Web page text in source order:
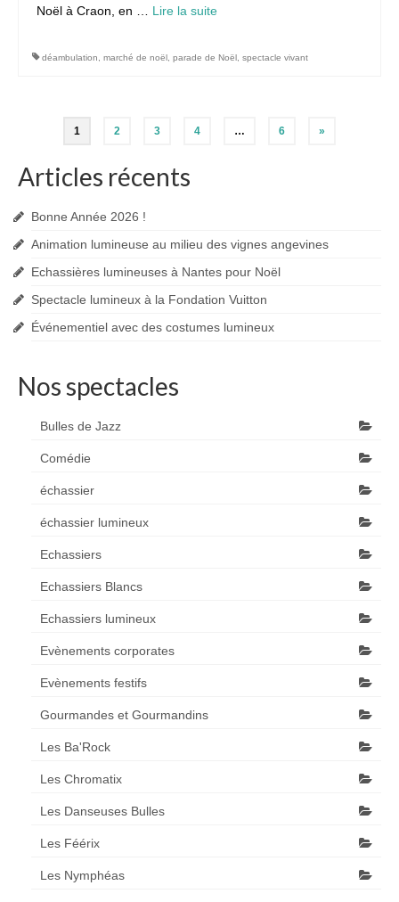
Noël à Craon, en … Lire la suite­­
déambulation marché de noël parade de Noël spectacle vivant
Pagination
des
1 2 3 4 … 6 »
Articles récents
Bonne Année 2026 !
Animation lumineuse au milieu des vignes angevines
Echassières lumineuses à Nantes pour Noël
Spectacle lumineux à la Fondation Vuitton
Événementiel avec des costumes lumineux
Nos spectacles
Bulles de Jazz
Comédie
échassier
échassier lumineux
Echassiers
Echassiers Blancs
Echassiers lumineux
Evènements corporates
Evènements festifs
Gourmandes et Gourmandins
Les Ba'Rock
Les Chromatix
Les Danseuses Bulles
Les Féérix
Les Nymphéas